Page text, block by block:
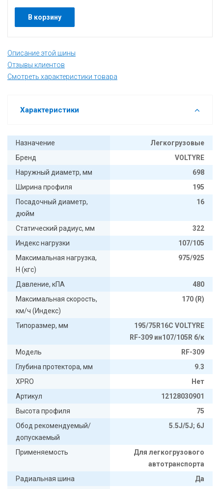
В корзину
Описание этой шины
Отзывы клиентов
Смотреть характеристики товара
Характеристики
Назначение
Легкогрузовые
Бренд
VOLTYRE
Наружный диаметр, мм
698
Ширина профиля
195
Посадочный диаметр,
дюйм
16
Статический радиус, мм
322
Индекс нагрузки
107/105
Максимальная нагрузка,
Н (кгс)
975/925
Давление, кПА
480
Максимальная скорость,
км/ч (Индекс)
170 (R)
Типоразмер, мм
195/75R16C VOLTYRE
RF-309 ин107/105R б/к
Модель
RF-309
Глубина протектора, мм
9.3
XPRO
Нет
Артикул
12128030901
Высота профиля
75
Обод рекомендуемый/
допускаемый
5.5J/5J; 6J
Применяемость
Для легкогрузового
автотранспорта
Радиальная шина
Да